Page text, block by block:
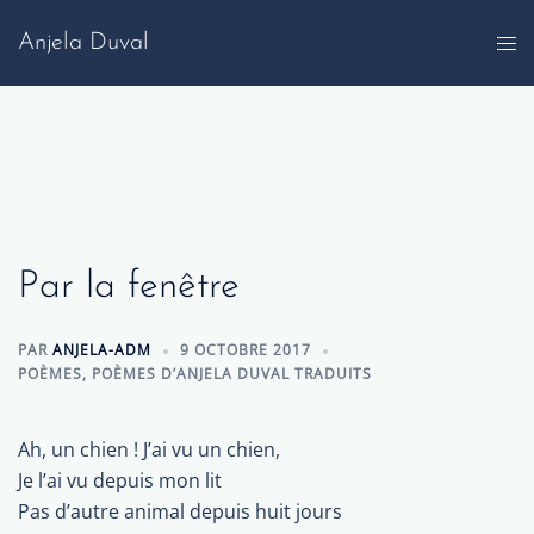
auAnjela Duval
Par la fenêtre
PAR ANJELA-ADM
9 OCTOBRE 2017
POÈMES, POÈMES D’ANJELA DUVAL TRADUITS
Ah, un chien ! J’ai vu un chien,
Je l’ai vu depuis mon lit
Pas d’autre animal depuis huit jours